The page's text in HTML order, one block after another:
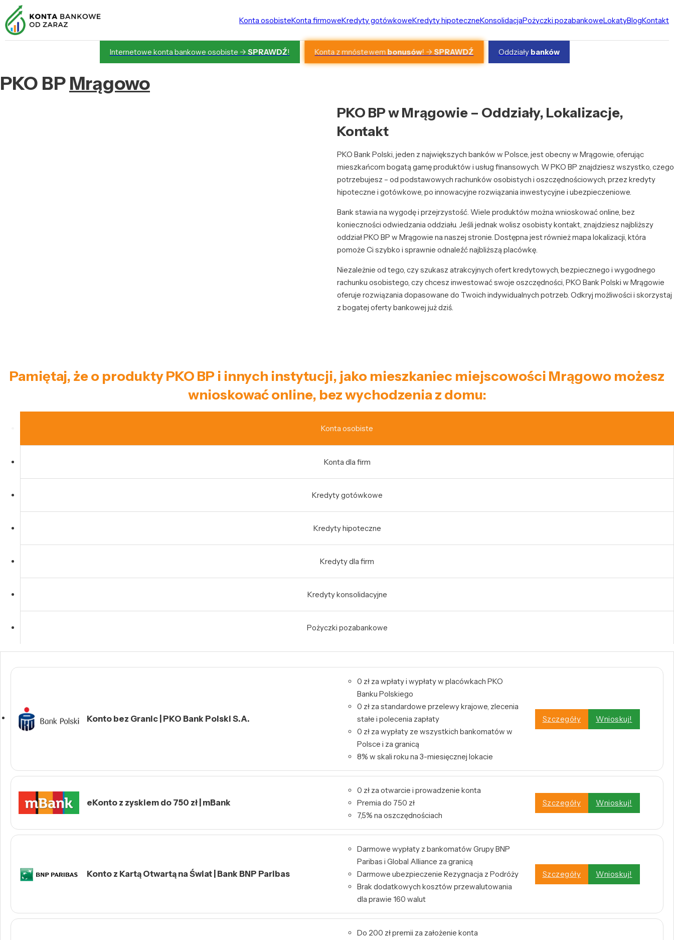
Konta osobisteKonta firmoweKredyty gotówkoweKredyty hipoteczneKonsolidacjaPożyczki pozabankoweLokatyBlogKontakt
Internetowe konta bankowe osobiste -> SPRAWDŹ! Konta z mnóstewem bonusów! ->SPRAWDŹ Oddziały banków
PKO BP Mrągowo
PKO BP w Mrągowie – Oddziały, Lokalizacje,
Kontakt
PKO Bank Polski, jeden z największych banków w Polsce, jest obecny w Mrągowie, oferując
mieszkańcom bogatą gamę produktów i usług finansowych. W PKO BP znajdziesz wszystko, czego
potrzebujesz – od podstawowych rachunków osobistych i oszczędnościowych, przez kredyty
hipoteczne i gotówkowe, po innowacyjne rozwiązania inwestycyjne i ubezpieczeniowe.
Bank stawia na wygodę i przejrzystość. Wiele produktów można wnioskować online, bez
konieczności odwiedzania oddziału. Jeśli jednak wolisz osobisty kontakt, znajdziesz najbliższy
oddział PKO BP w Mrągowie na naszej stronie. Dostępna jest również mapa lokalizacji, która
pomoże Ci szybko i sprawnie odnaleźć najbliższą placówkę.
Niezależnie od tego, czy szukasz atrakcyjnych ofert kredytowych, bezpiecznego i wygodnego
rachunku osobistego, czy chcesz inwestować swoje oszczędności, PKO Bank Polski w Mrągowie
oferuje rozwiązania dopasowane do Twoich indywidualnych potrzeb. Odkryj możliwości i skorzystaj
z bogatej oferty bankowej już dziś.
Pamiętaj, że o produkty PKO BP i innych instytucji, jako mieszkaniec miejscowości Mrągowo możesz
wnioskować online, bez wychodzenia z domu:
Konta osobiste
Konta dla firm
Kredyty gotówkowe
Kredyty hipoteczne
Kredyty dla firm
Kredyty konsolidacyjne
Pożyczki pozabankowe
Konto bez Granic | PKO Bank Polski S.A.
0 zł za wpłaty i wypłaty w placówkach PKO
Banku Polskiego
0 zł za standardowe przelewy krajowe, zlecenia
stałe i polecenia zapłaty
0 zł za wypłaty ze wszystkich bankomatów w
Polsce i za granicą
8% w skali roku na 3-miesięcznej lokacie
Szczegóły Wnioskuj!
eKonto z zyskiem do 750 zł | mBank
0 zł za otwarcie i prowadzenie konta
Premia do 750 zł
7,5% na oszczędnościach
Szczegóły Wnioskuj!
Konto z Kartą Otwartą na Świat | Bank BNP Paribas
Darmowe wypłaty z bankomatów Grupy BNP
Paribas i Global Alliance za granicą
Darmowe ubezpieczenie Rezygnacja z Podróży
Brak dodatkowych kosztów przewalutowania
dla prawie 160 walut
Szczegóły Wnioskuj!
Do 200 zł premii za założenie konta